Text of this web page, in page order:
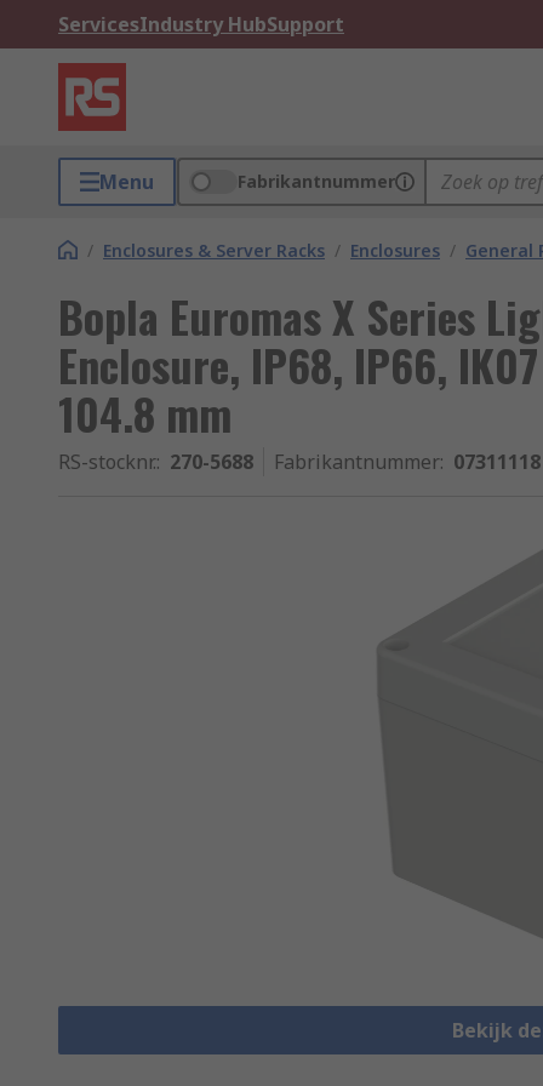
ServicesIndustry HubSupport
Menu Fabrikantnummer
/ Enclosures & Server Racks / Enclosures / General
Bopla Euromas X Series
Enclosure, IP68, IP66,
104.8 mm
RS-stocknr.: 270-5688 Fabrikantnummer:
Bekijk